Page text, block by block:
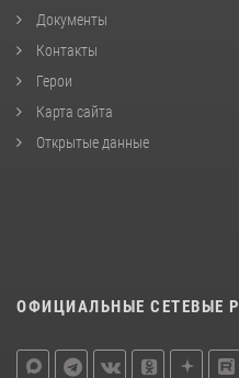
Документы
Контакты
Герои
Карта сайта
Открытые данные
ОФИЦИАЛЬНЫЕ СЕТЕВЫЕ